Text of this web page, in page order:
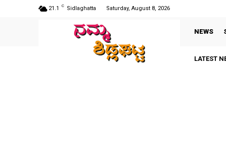
21.1 C Sidlaghatta Saturday, August 8, 2026
NEWS
LATEST